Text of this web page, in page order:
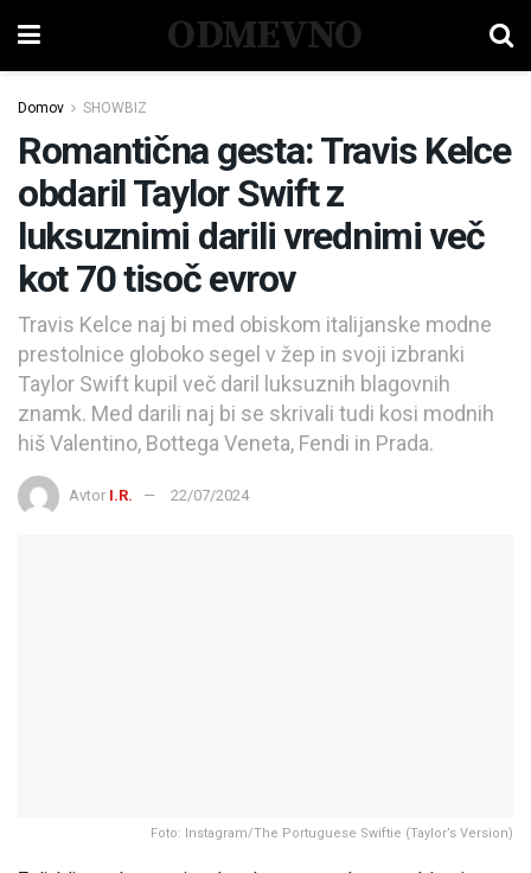
ODMEVNO
Domov SHOWBIZ
Romantična gesta: Travis Kelce
obdaril Taylor Swift z
luksuznimi darili vrednimi več
kot 70 tisoč evrov
Travis Kelce naj bi med obiskom italijanske modne
prestolnice globoko segel v žep in svoji izbranki
Taylor Swift kupil več daril luksuznih blagovnih
znamk. Med darili naj bi se skrivali tudi kosi modnih
hiš Valentino, Bottega Veneta, Fendi in Prada.
Avtor I.R. 22/07/2024
Foto: Instagram/The Portuguese Swiftie (Taylor’s Version)